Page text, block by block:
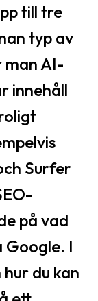
till tre
typ av
AI-
innehåll
Surfer
på vad
Google. I
du kan